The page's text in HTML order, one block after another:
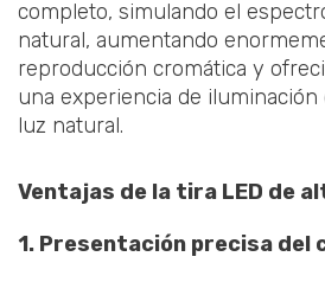
completo, simulando el
natural, aumentando
reproducción cromática y
una experiencia de iluminación
luz natural.
Ventajas de la tira LED de
1. Presentación precisa del